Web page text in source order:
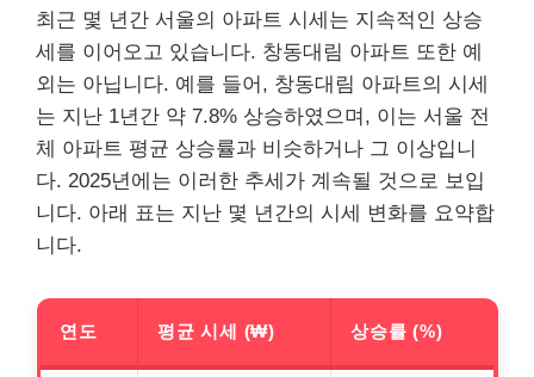
최근 몇 년간 서울의 아파트 시세는 지속적인 상승
세를 이어오고 있습니다. 창동대림 아파트 또한 예
외는 아닙니다. 예를 들어, 창동대림 아파트의 시세
는 지난 1년간 약 7.8% 상승하였으며, 이는 서울 전
체 아파트 평균 상승률과 비슷하거나 그 이상입니
다. 2025년에는 이러한 추세가 계속될 것으로 보입
니다. 아래 표는 지난 몇 년간의 시세 변화를 요약합
니다.
연도 평균 시세 (₩) 상승률 (%)